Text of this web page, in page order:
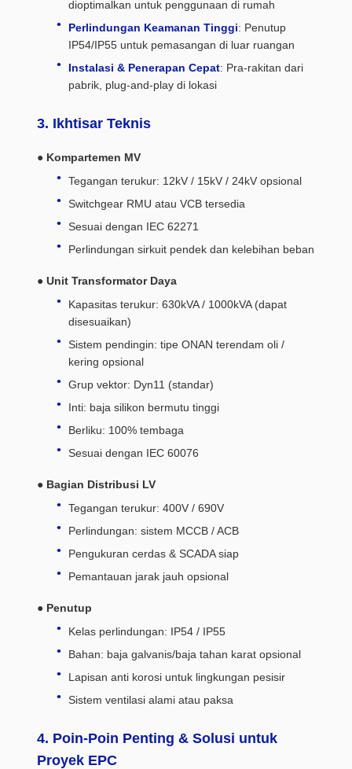
dioptimalkan untuk penggunaan di rumah
Perlindungan Keamanan Tinggi: Penutup
IP54/IP55 untuk pemasangan di luar ruangan
Instalasi & Penerapan Cepat: Pra-rakitan dari
pabrik, plug-and-play di lokasi
3. Ikhtisar Teknis
● Kompartemen MV
Tegangan terukur: 12kV / 15kV / 24kV opsional
Switchgear RMU atau VCB tersedia
Sesuai dengan IEC 62271
Perlindungan sirkuit pendek dan kelebihan beban
● Unit Transformator Daya
Kapasitas terukur: 630kVA / 1000kVA (dapat
disesuaikan)
Sistem pendingin: tipe ONAN terendam oli /
kering opsional
Grup vektor: Dyn11 (standar)
Inti: baja silikon bermutu tinggi
Berliku: 100% tembaga
Sesuai dengan IEC 60076
● Bagian Distribusi LV
Tegangan terukur: 400V / 690V
Perlindungan: sistem MCCB / ACB
Pengukuran cerdas & SCADA siap
Pemantauan jarak jauh opsional
● Penutup
Kelas perlindungan: IP54 / IP55
Bahan: baja galvanis/baja tahan karat opsional
Lapisan anti korosi untuk lingkungan pesisir
Sistem ventilasi alami atau paksa
4. Poin-Poin Penting & Solusi untuk
Proyek EPC